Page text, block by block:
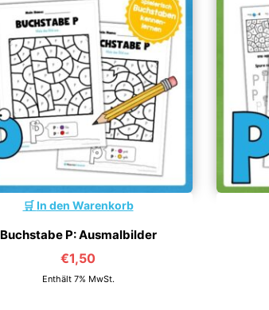
In den Warenkorb
Buchstabe P: Ausmalbilder
€1,50
Enthält 7% MwSt.